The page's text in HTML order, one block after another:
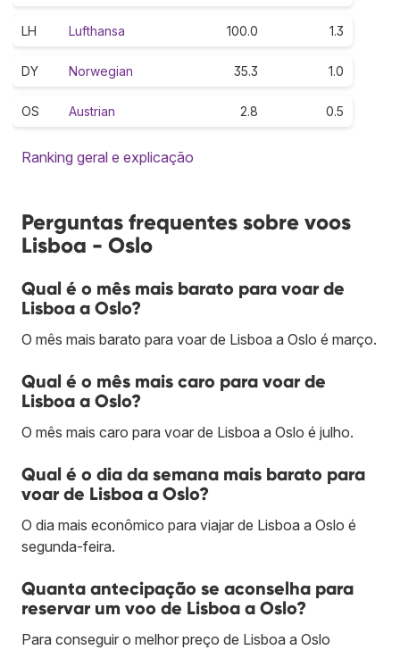
LH Lufthansa 100.0 1.3
DY Norwegian 35.3 1.0
OS Austrian 2.8 0.5
Ranking geral e explicação
Perguntas frequentes sobre voos
Lisboa - Oslo
Qual é o mês mais barato para voar de
Lisboa a Oslo?
O mês mais barato para voar de Lisboa a Oslo é março.
Qual é o mês mais caro para voar de
Lisboa a Oslo?
O mês mais caro para voar de Lisboa a Oslo é julho.
Qual é o dia da semana mais barato para
voar de Lisboa a Oslo?
O dia mais econômico para viajar de Lisboa a Oslo é
segunda-feira.
Quanta antecipação se aconselha para
reservar um voo de Lisboa a Oslo?
Para conseguir o melhor preço de Lisboa a Oslo